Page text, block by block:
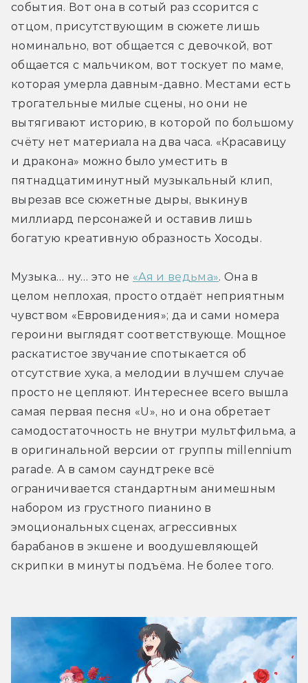
он его создал? Или опять-таки
накодил? Почему там фотографии из
его прошлого? Эта штука не только
каким-то образом считывает
биометрию и эмоциональные травмы
игрока (допустим!), но и умеет
превращать травматические
воспоминания в игровой объект?
Почему деанон считается худшим
наказанием в этой вселенной? Ну,
узнают люди, что Дракон — какой-то
подросток из Японии. И что с того?
А что происходит с аватарой игрока,
когда тот выходит из игры? Она
просто в воздухе висит?
события. Вот она в сотый раз ссорится с
отцом, присутствующим в сюжете лишь
номинально, вот общается с девочкой, вот
общается с мальчиком, вот тоскует по маме,
которая умерла давным-давно. Местами есть
трогательные милые сцены, но они не
вытягивают историю, в которой по большому
счёту нет материала на два часа. «Красавицу
и дракона» можно было уместить в
пятнадцатиминутный музыкальный клип,
вырезав все сюжетные дыры, выкинув
миллиард персонажей и оставив лишь
богатую креативную образность Хосоды.
Музыка… ну… это не «Ая и ведьма». Она в
целом неплохая, просто отдаёт неприятным
чувством «Евровидения»; да и сами номера
героини выглядят соответствующе. Мощное
раскатистое звучание спотыкается об
отсутствие хука, а мелодии в лучшем случае
просто не цепляют. Интереснее всего вышла
самая первая песня «U», но и она обретает
самодостаточность не внутри мультфильма, а
в оригинальной версии от группы millennium
parade. А в самом саундтреке всё
ограничивается стандартным анимешным
набором из грустного пианино в
эмоциональных сценах, агрессивных
барабанов в экшене и воодушевляющей
скрипки в минуты подъёма. Не более того.